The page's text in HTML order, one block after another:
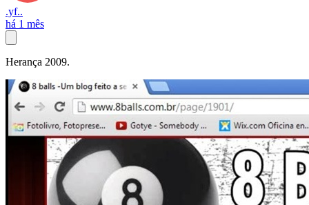
.yf..
há 1 mês
Herança 2009.